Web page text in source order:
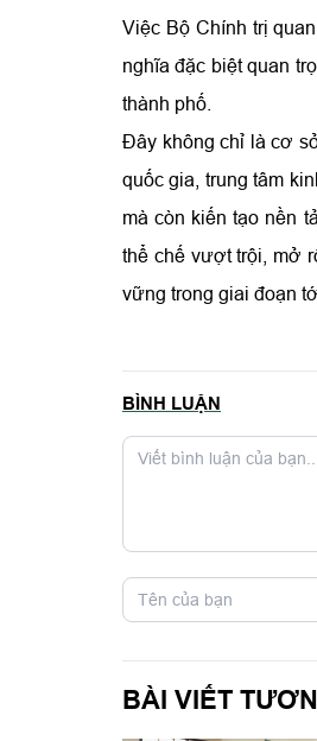
Việc Bộ Chính trị
nghĩa đặc biệt quan
thành phố.
Đây không chỉ là cơ
quốc gia, trung tâm
mà còn kiến tạo nền
thể chế vượt trội, mở
vững trong giai đoạn
BÌNH LUẬN
BÀI VIẾT